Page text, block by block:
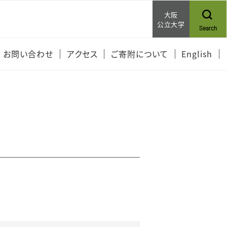
大阪
公立大学
Search
お問い合わせ アクセス ご寄附について English